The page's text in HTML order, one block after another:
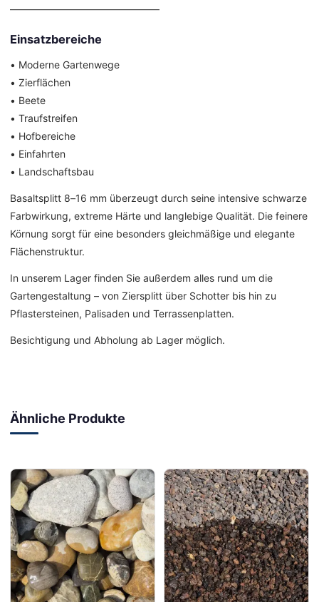
––––––––––––––––––––––––––––––
Einsatzbereiche
• Moderne Gartenwege
• Zierflächen
• Beete
• Traufstreifen
• Hofbereiche
• Einfahrten
• Landschaftsbau
Basaltsplitt 8–16 mm überzeugt durch seine intensive schwarze
Farbwirkung, extreme Härte und langlebige Qualität. Die feinere
Körnung sorgt für eine besonders gleichmäßige und elegante
Flächenstruktur.
In unserem Lager finden Sie außerdem alles rund um die
Gartengestaltung – von Ziersplitt über Schotter bis hin zu
Pflastersteinen, Palisaden und Terrassenplatten.
Besichtigung und Abholung ab Lager möglich.
Ähnliche Produkte